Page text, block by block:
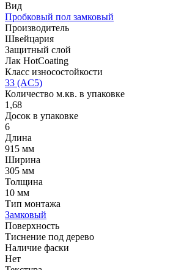
Вид
Пробковый пол замковый
Производитель
Швейцария
Защитный слой
Лак HotCoating
Класс износостойкости
33 (AC5)
Количество м.кв. в упаковке
1,68
Досок в упаковке
6
Длина
915 мм
Ширина
305 мм
Толщина
10 мм
Тип монтажа
Замковый
Поверхность
Тиснение под дерево
Наличие фаски
Нет